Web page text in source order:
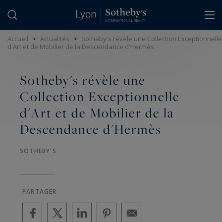
Accueil > Actualités > Sotheby's révèle une Collection Exceptionnelle
d'Art et de Mobilier de la Descendance d'Hermès
Sotheby's révèle une
Collection Exceptionnelle
d'Art et de Mobilier de la
Descendance d'Hermès
SOTHEBY'S
PARTAGER